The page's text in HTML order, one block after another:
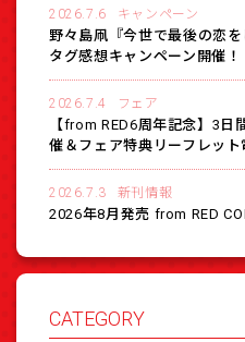
2026.7.6 キャンペーン
野々島凧『今世で最後の恋
タグ感想キャンペーン開催！
2026.7.4 フェア
【from RED6周年記念】3日
催＆フェア特典リーフレット
2026.7.3 新刊情報
2026年8月発売 from RED
CATEGORY